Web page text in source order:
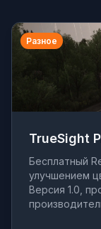
Разное
TrueSight
Бесплатный
улучшением
Версия 1.0,